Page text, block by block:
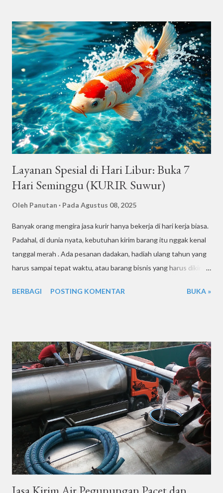
tujuan. Jadi, kamu bisa kirim dokumen tanpa rasa was-was. 🚀
Kenapa Dokumen Penting Harus Diproteksi Maksimal?
Dokumen penting itu bukan sekadar selembar kertas. Ada nilai
dan risiko yang nempel di sana: 📜 Nilai hukum – kontrak kerja,
perjanjian jual beli, dokumen notaris 🎓 Nilai pribadi – ijazah,
transkrip nilai, surat rekomendasi 💰 Nilai finansial – invoice,
kuitansi, dokumen bank Kerusakan kecil saja bisa bikin repot.
Misaln...
Layanan Spesial di Hari Libur: Buka 7
Hari Seminggu (KURIR Suwur)
Oleh Panutan Pada Agustus 08, 2025
Banyak orang mengira jasa kurir hanya bekerja di hari kerja biasa.
Padahal, di dunia nyata, kebutuhan kirim barang itu nggak kenal
tanggal merah . Ada pesanan dadakan, hadiah ulang tahun yang
harus sampai tepat waktu, atau barang bisnis yang harus dikirim
atau libur nasional. Nah, di sinilah KURIR Suwur hadir sebagai
Kenapa Layanan Pengiriman di Hari Libur Itu Penting?
Bayangkan, Anda sedang mengelola toko online dan di hari
Minggu ada pembeli yang sudah bayar penuh. Kalau harus
menunggu Senin untuk kirim, pembeli bisa kecewa dan
memberikan review buruk. Apalagi di era persaingan bisnis
online sekarang, pengiriman cepat adalah kunci kepuasan
pelanggan. Bukan cuma pebisnis, individu pun sering punya
kebutuhan mendesak. Misalnya: Kirim...
BERBAGI POSTING KOMENTAR BUKA »